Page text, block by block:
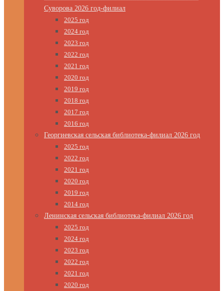
Суворова 2026 год-филиал
2025 год
2024 год
2023 год
2022 год
2021 год
2020 год
2019 год
2018 год
2017 год
2016 год
Георгиевская сельская библиотека-филиал 2026 год
2025 год
2022 год
2021 год
2020 год
2019 год
2014 год
Ленинская сельская библиотека-филиал 2026 год
2025 год
2024 год
2023 год
2022 год
2021 год
2020 год